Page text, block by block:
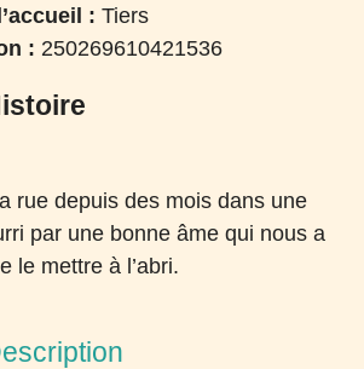
: Tiers
: 250269610421536
rue depuis des mois dans une
par une bonne âme qui nous a
le mettre à l’abri.